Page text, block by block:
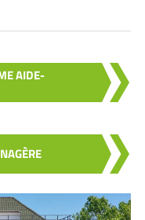
AIDE-